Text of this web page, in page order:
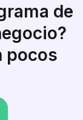
de
pocos